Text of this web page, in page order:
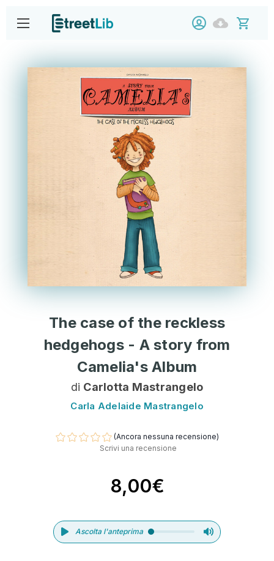
The case of the reckless
hedgehogs - A story from
Camelia's Album
di Carlotta Mastrangelo
Carla Adelaide Mastrangelo
(Ancora nessuna recensione)
Scrivi una recensione
8,00€
Ascolta l'anteprima